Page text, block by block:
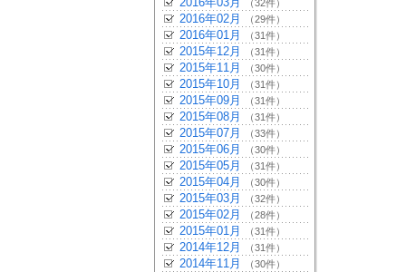
（32件）
2016年02月 （29件）
2016年01月 （31件）
2015年12月 （31件）
2015年11月 （30件）
2015年10月 （31件）
2015年09月 （31件）
2015年08月 （31件）
2015年07月 （33件）
2015年06月 （30件）
2015年05月 （31件）
2015年04月 （30件）
2015年03月 （32件）
2015年02月 （28件）
2015年01月 （31件）
2014年12月 （31件）
2014年11月 （30件）